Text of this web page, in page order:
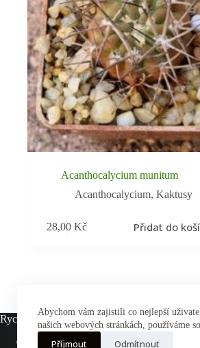
Abychom vám zajistili co nejlepší
našich webových stránkách, používáme
Příjmout Odmítnout
Acanthocalycium munitum
Acanthocalycium, Kaktusy
28,00 Kč Přidat do
Rychlé odkazy
Hlavní stránka